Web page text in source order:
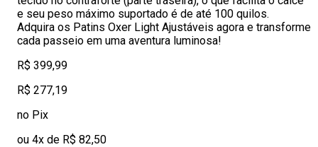
e seu peso máximo suportado é de até 100 quilos.
Adquira os Patins Oxer Light Ajustáveis agora e transforme
cada passeio em uma aventura luminosa!
R$ 399,99
R$ 277,19
no Pix
ou 4x de R$ 82,50